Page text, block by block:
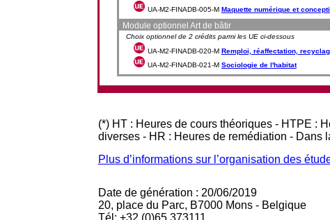
UA-M2-FINADB-005-M Maquette numérique et
Module optionnel Art de bâtir
Choix optionnel de 2 crédits parmi les UE ci-dessous
UA-M2-FINADB-020-M Remploi, réaffectation,
UA-M2-FINADB-021-M Sociologie de l'habitat
(*) HT : Heures de cours théoriques - HTPE :
diverses - HR : Heures de remédiation - Dans
Plus d’informations sur l’organisation des
Date de génération : 20/06/2019
20, place du Parc, B7000 Mons - Belgique
Tél: +32 (0)65 373111